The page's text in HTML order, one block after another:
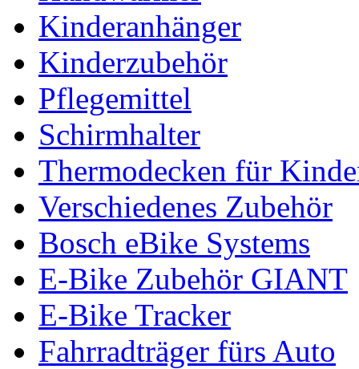
Kinderanhänger
Kinderzubehör
Pflegemittel
Schirmhalter
Thermodecken für
Verschiedenes Zubehör
Bosch eBike Systems
E-Bike Zubehör GIANT
E-Bike Tracker
Fahrradträger fürs Auto